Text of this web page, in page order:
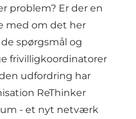
problem? Er der en
med om det her
spørgsmål og
frivilligkoordinatorer
udfordring har
ReThinker
- et nyt netværk